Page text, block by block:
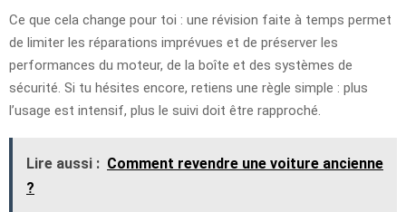
Ce que cela change pour toi : une révision faite à temps permet
de limiter les réparations imprévues et de préserver les
performances du moteur, de la boîte et des systèmes de
sécurité. Si tu hésites encore, retiens une règle simple : plus
l’usage est intensif, plus le suivi doit être rapproché.
Lire aussi : Comment revendre une voiture ancienne
?